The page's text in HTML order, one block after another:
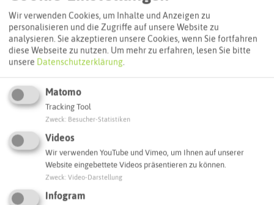
Adresse:
Halterner Straße 105
Wir verwenden Cookies, um Inhalte und Anzeigen zu
personalisieren und die Zugriffe auf unsere Website zu
analysieren. Sie akzeptieren unsere Cookies, wenn Sie fortfahren
diese Webseite zu nutzen. Um mehr zu erfahren, lesen Sie bitte
unsere Datenschutzerklärung.
Matomo
Tracking Tool
Zweck Besucher-Statistiken
Videos
Wir verwenden YouTube und Vimeo, um Ihnen auf unserer
Website eingebettete Videos präsentieren zu können.
Zweck Video-Darstellung
Infogram